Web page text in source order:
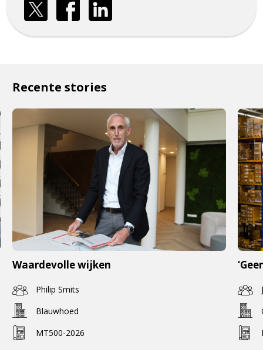
Recente stories
Waardevolle wijken
Philip Smits
Blauwhoed
MT500-2026